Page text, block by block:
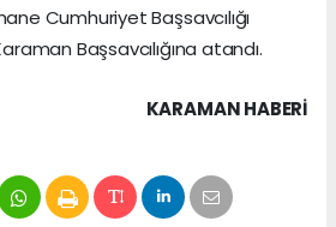
Cumhuriyet Başsavcılığı
Başsavcılığına atandı.
KARAMAN HABERİ